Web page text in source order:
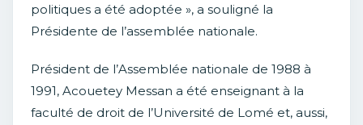
politiques a été adoptée », a souligné la
Présidente de l’assemblée nationale.
Président de l’Assemblée nationale de 1988 à
1991, Acouetey Messan a été enseignant à la
faculté de droit de l’Université de Lomé et, aussi,